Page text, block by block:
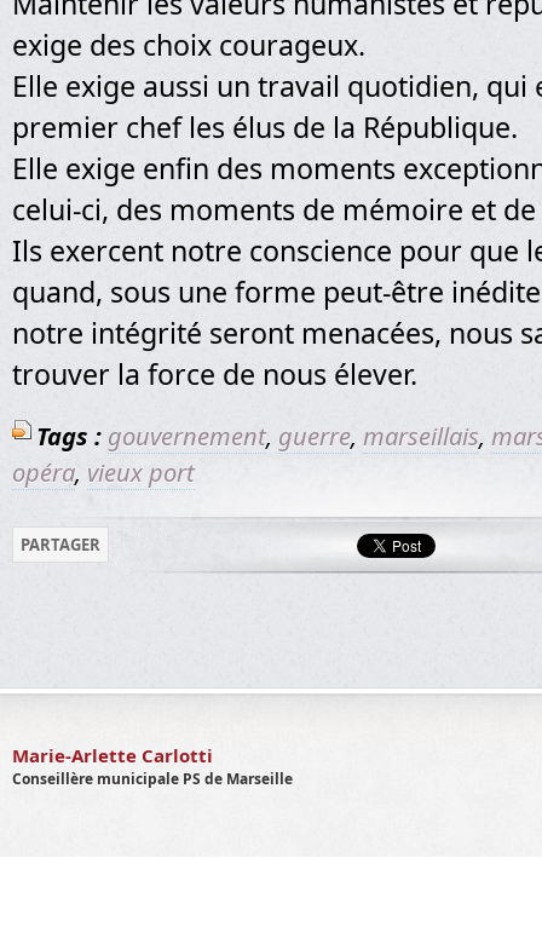
exige des choix courageux.
Elle exige aussi un travail quotidien, qui
premier chef les élus de la République.
Elle exige enfin des moments
celui-ci, des moments de mémoire et
Ils exercent notre conscience pour que
quand, sous une forme peut-être
notre intégrité seront menacées, nous
trouver la force de nous élever.
Tags : gouvernement, guerre, marseillais,
opéra, vieux port
PARTAGER
Marie-Arlette Carlotti
Conseillère municipale PS de Marseille